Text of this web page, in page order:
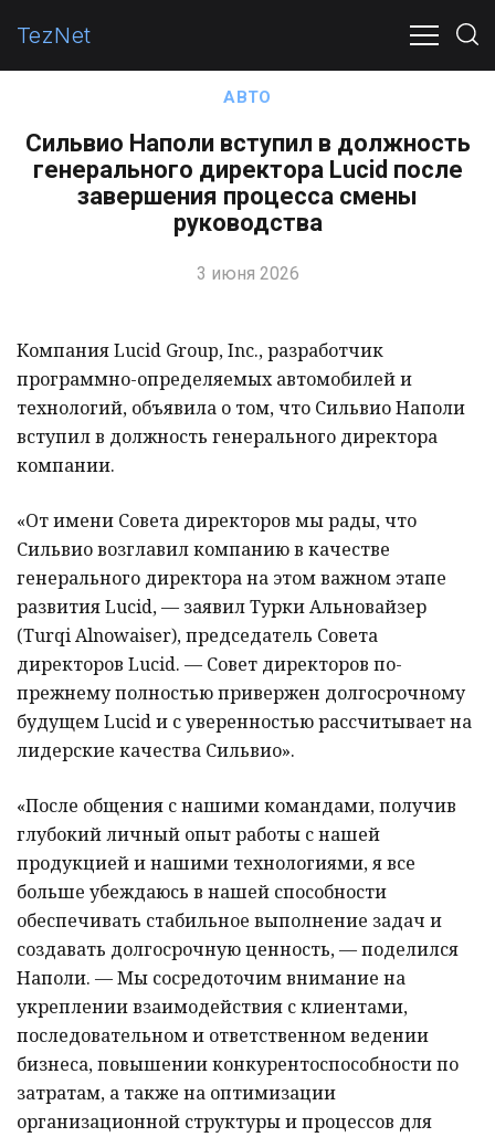
TezNet
ПОЛИТИКА В
АВТО
Сильвио Наполи вступил в должность
генерального директора Lucid после
завершения процесса смены
руководства
3 июня 2026
Компания Lucid Group, Inc., разработчик
программно-определяемых автомобилей и
технологий, объявила о том, что Сильвио Наполи
вступил в должность генерального директора
компании.
«От имени Совета директоров мы рады, что
Сильвио возглавил компанию в качестве
генерального директора на этом важном этапе
развития Lucid, — заявил Турки Альновайзер
(Turqi Alnowaiser), председатель Совета
директоров Lucid. — Совет директоров по-
прежнему полностью привержен долгосрочному
будущем Lucid и с уверенностью рассчитывает на
лидерские качества Сильвио».
«После общения с нашими командами, получив
глубокий личный опыт работы с нашей
продукцией и нашими технологиями, я все
больше убеждаюсь в нашей способности
обеспечивать стабильное выполнение задач и
создавать долгосрочную ценность, — поделился
Наполи. — Мы сосредоточим внимание на
укреплении взаимодействия с клиентами,
последовательном и ответственном ведении
бизнеса, повышении конкурентоспособности по
затратам, а также на оптимизации
организационной структуры и процессов для